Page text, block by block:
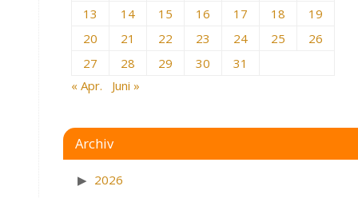
13
14 15 16 17 18
19
20
21 22 23 24 25
26
27
28 29 30
31
« Apr.
Juni »
Archiv
2026